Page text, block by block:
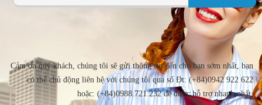
Cảm ơn quý khách, chúng tôi sẽ gửi thông tin đến cho bạn sớm nhất, bạn
có thể chủ động liên hệ với chúng tôi qua số Đt: (+84)0942 922 622
hoặc: (+84)0988.721.232 để được hỗ trợ nhanh nhất.